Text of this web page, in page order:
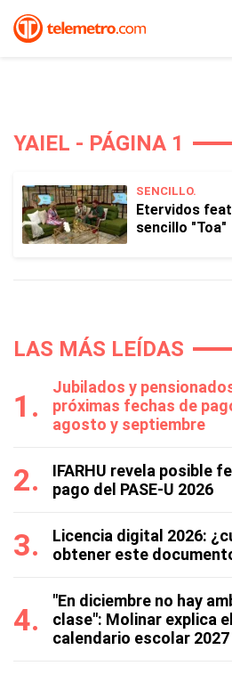
YAIEL - PÁGINA 1
SENCILLO.
Etervidos
sencillo "Toa"
LAS MÁS LEÍDAS
Jubilados y
próximas fechas de
agosto y septiembre
IFARHU revela posible
pago del PASE-U 2026
Licencia digital 2026:
obtener este
"En diciembre no hay
clase": Molinar explica
calendario escolar 2027